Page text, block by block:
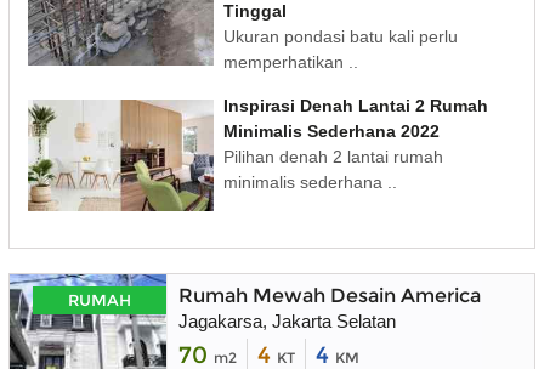
Tinggal
Ukuran pondasi batu kali perlu
memperhatikan ..
Inspirasi Denah Lantai 2 Rumah
Minimalis Sederhana 2022
Pilihan denah 2 lantai rumah
minimalis sederhana ..
RUMAH Rumah Mewah Desain American
Jagakarsa, Jakarta Selatan
70 m2 4 KT 4 KM